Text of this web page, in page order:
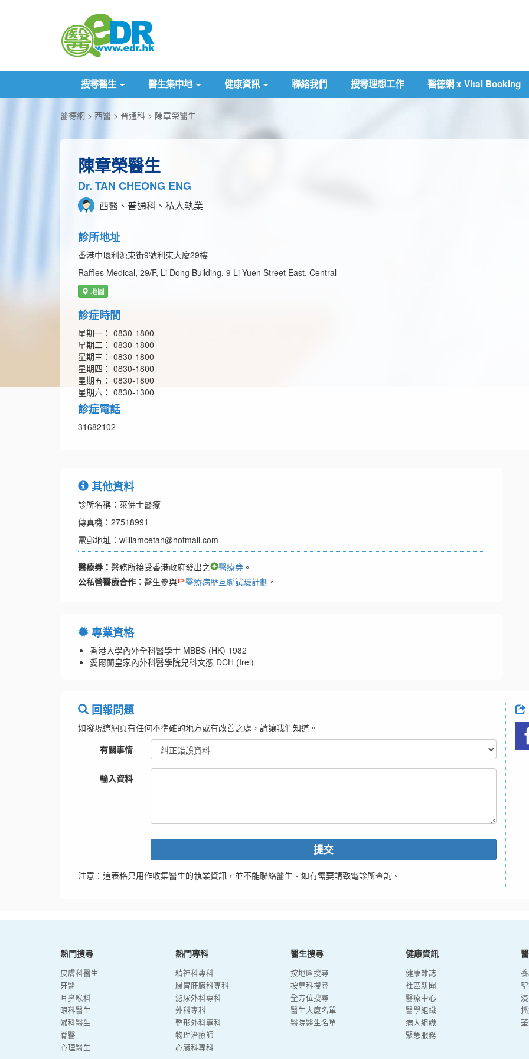
搜尋醫生 醫生集中地 健康資訊 聯絡我們 搜尋理想工作 醫德網 x Vital Booking
醫德網 西醫 普通科 陳章榮醫生
陳章榮醫生
Dr. TAN CHEONG ENG
西醫、普通科、私人執業
診所地址
香港中環利源東街9號利東大廈29樓
Raffles Medical, 29/F, Li Dong Building, 9 Li Yuen Street East, Central
地圖
診症時間
星期一： 0830-1800
星期二： 0830-1800
星期三： 0830-1800
星期四： 0830-1800
星期五： 0830-1800
星期六： 0830-1300
診症電話
31682102
其他資料
診所名稱：萊佛士醫療
傳真機：27518991
電郵地址：williamcetan@hotmail.com
醫療券： 醫務所接受香港政府發出之 醫療券 。
公私營醫療合作： 醫生參與 醫療病歷互聯試驗計劃 。
專業資格
香港大學內外全科醫學士 MBBS (HK) 1982
愛爾蘭皇家內外科醫學院兒科文憑 DCH (Irel)
回報問題
如發現這網頁有任何不準確的地方或有改善之處，請讓我們知道。
有關事情
輸入資料
提交
注意：這表格只用作收集醫生的執業資訊，並不能聯絡醫生。如有需要請致電診所查詢。
熱門搜尋
皮膚科醫生
牙醫
耳鼻喉科
眼科醫生
婦科醫生
脊醫
心理醫生
熱門專科
精神科專科
腸胃肝臟科專科
泌尿外科專科
外科專科
整形外科專科
物理治療師
心臟科專科
醫生搜尋
按地區搜尋
按專科搜尋
全方位搜尋
醫生大廈名單
醫院醫生名單
健康資訊
健康雜誌
社區新聞
醫療中心
醫學組織
病人組織
緊急服務